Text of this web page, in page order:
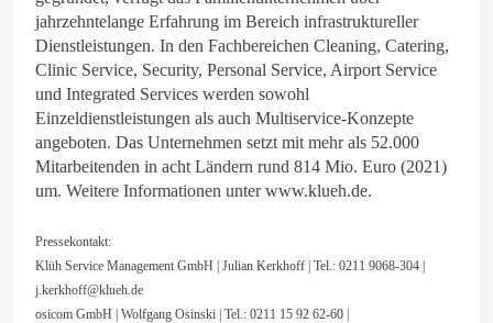
jahrzehntelange Erfahrung im Bereich infrastruktureller
Dienstleistungen. In den Fachbereichen Cleaning, Catering,
Clinic Service, Security, Personal Service, Airport Service
und Integrated Services werden sowohl
Einzeldienstleistungen als auch Multiservice-Konzepte
angeboten. Das Unternehmen setzt mit mehr als 52.000
Mitarbeitenden in acht Ländern rund 814 Mio. Euro (2021)
um. Weitere Informationen unter www.klueh.de.
Pressekontakt:
Klüh Service Management GmbH | Julian Kerkhoff | Tel.: 0211 9068-304 |
j.kerkhoff@klueh.de
osicom GmbH | Wolfgang Osinski | Tel.: 0211 15 92 62-60 |